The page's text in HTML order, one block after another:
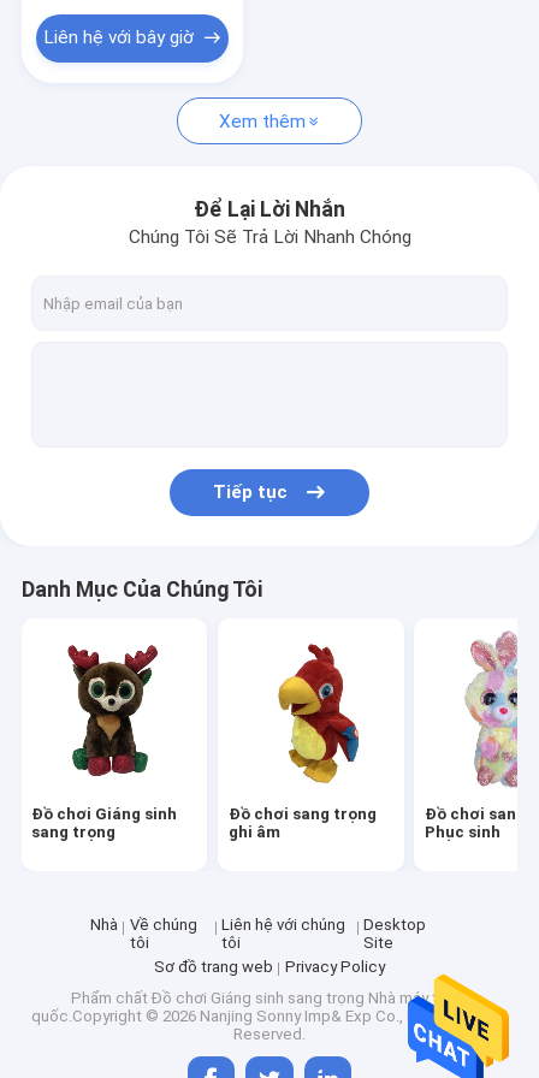
Đồ chơi sang trọng cho thú cưng
Quà tặng thú nhồi bông
Đồ chơi nhựa rung động
Liên hệ với bây giờ
Xem thêm
Để Lại Lời Nhắn
Chúng Tôi Sẽ Trả Lời Nhanh Chóng
Tiếp tục
Danh Mục Của Chúng Tôi
Đồ chơi Giáng sinh
sang trọng
Đồ chơi sang trọng
ghi âm
Đồ chơi sang
Phục sinh
Nhà
Về chúng
tôi
Liên hệ với chúng
tôi
Desktop
Site
Sơ đồ trang web
Privacy Policy
Phẩm chất Đồ chơi Giáng sinh sang trọng Nhà máy trung
quốc.Copyright © 2026 Nanjing Sonny Imp& Exp Co., Ltd.. All Rights
Reserved.